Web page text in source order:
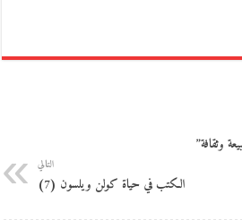
وثقافة”
التالي
الكتب في حياة كولن ويلسون (7)